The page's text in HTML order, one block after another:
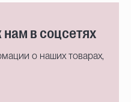
в соцсетях
о наших товарах,